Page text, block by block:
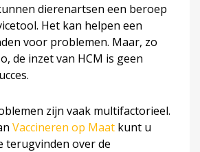
dierenartsen een beroep
Het kan helpen een
voor problemen. Maar, zo
de inzet van HCM is geen
zijn vaak multifactorieel.
Vaccineren op Maat kunt u
terugvinden over de